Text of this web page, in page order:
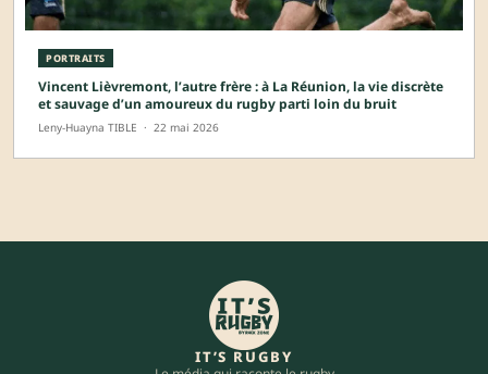
PORTRAITS
Vincent Lièvremont, l’autre frère : à La Réunion, la vie discrète
et sauvage d’un amoureux du rugby parti loin du bruit
Leny-Huayna TIBLE · 22 mai 2026
IT’S RUGBY